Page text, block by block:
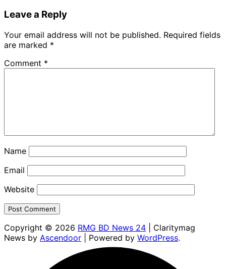
Leave a Reply
Your email address will not be published. Required fields
are marked *
Comment *
Name
Email
Website
Copyright © 2026 RMG BD News 24 | Claritymag
News by Ascendoor | Powered by WordPress.